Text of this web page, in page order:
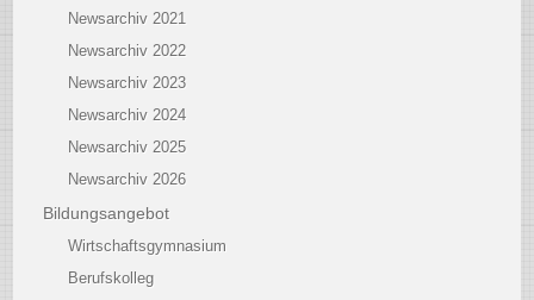
Newsarchiv 2021
Newsarchiv 2022
Newsarchiv 2023
Newsarchiv 2024
Newsarchiv 2025
Newsarchiv 2026
Bildungsangebot
Wirtschaftsgymnasium
Berufskolleg